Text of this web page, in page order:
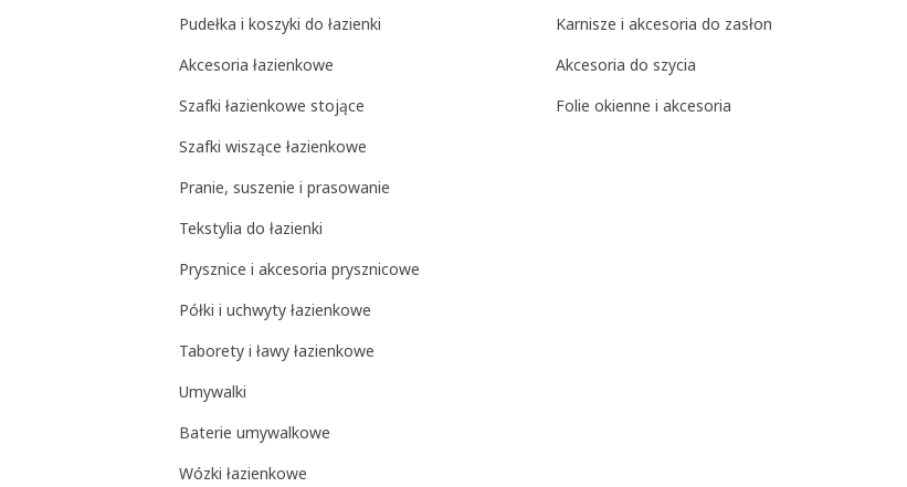
Pudełka i koszyki do łazienki
Akcesoria łazienkowe
Szafki łazienkowe stojące
Szafki wiszące łazienkowe
Pranie, suszenie i prasowanie
Tekstylia do łazienki
Prysznice i akcesoria prysznicowe
Półki i uchwyty łazienkowe
Taborety i ławy łazienkowe
Umywalki
Baterie umywalkowe
Wózki łazienkowe
Karnisze i akcesoria do zasłon
Akcesoria do szycia
Folie okienne i akcesoria